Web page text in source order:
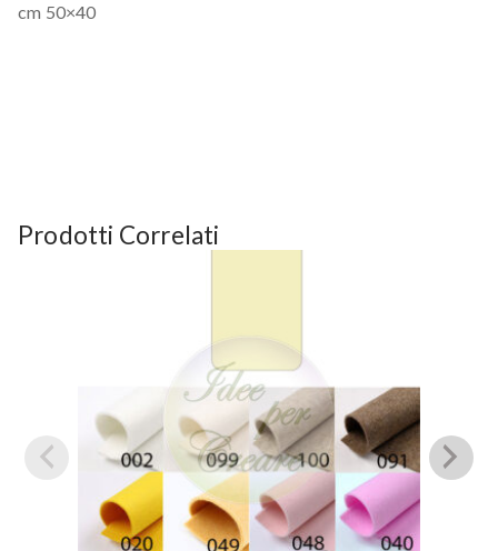
cm 50×40
Prodotti Correlati